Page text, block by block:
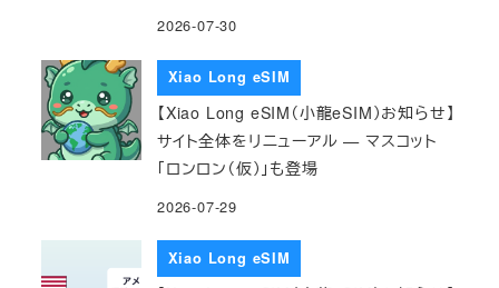
2026-07-30
Xiao Long eSIM
【Xiao Long eSIM（小龍eSIM）お知らせ】
サイト全体をリニューアル — マスコット
「ロンロン（仮）」も登場
2026-07-29
Xiao Long eSIM